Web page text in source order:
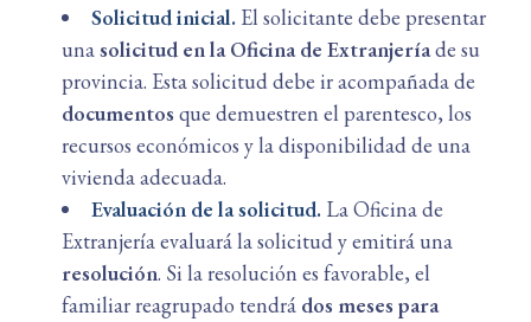
Solicitud inicial. El solicitante debe presentar
unasolicitud en la Oficina de Extranjeríade su
provincia. Esta solicitud debe ir acompañada de
documentos que demuestren el parentesco, los
recursos económicos y la disponibilidad de una
vivienda adecuada.
Evaluación de la solicitud. La Oficina de
Extranjería evaluará la solicitud y emitirá una
resolución. Si la resolución es favorable, el
familiar reagrupado tendrá dos meses para